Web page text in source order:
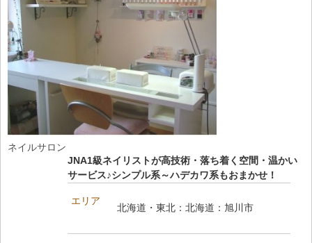
ネイルサロン
JNA1級ネイリストが高技術・落ち着く空間・温かい
サービス♪シンプル系～ハデカワ系もおまかせ！
エリア
北海道・東北：北海道：旭川市